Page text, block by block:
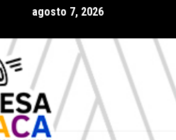
Jara Cruz con amplia
agosto 7, 2026